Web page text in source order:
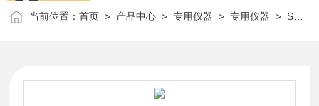
当前位置：首页 > 产品中心 >专用仪器 >专用仪器 > SYC-380石油产品硫含量测定仪